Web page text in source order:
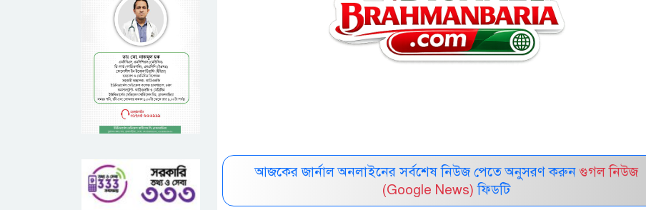
আজকের জার্নাল অনলাইনের সর্বশেষ নিউজ পেতে অনুসরণ করুন গুগল নিউজ
(Google News) ফিডটি